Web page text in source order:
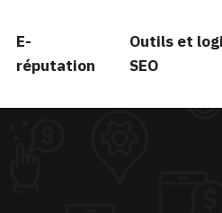
E-
réputation
Outils et
SEO